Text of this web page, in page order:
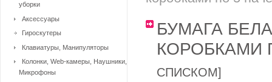
БУМАГА
КОРОБКАМИ
СПИСКОМ]
уборки
Аксессуары
Гироскутеры
Клавиатуры, Манипуляторы
Колонки, Web-камеры, Наушники,
Микрофоны